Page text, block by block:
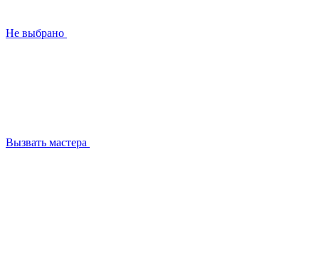
Не выбрано
Вызвать мастера